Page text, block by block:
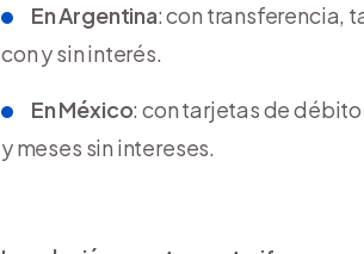
En Argentina: con transferencia,
con y sin interés.
En México: con tarjetas de
y meses sin intereses.